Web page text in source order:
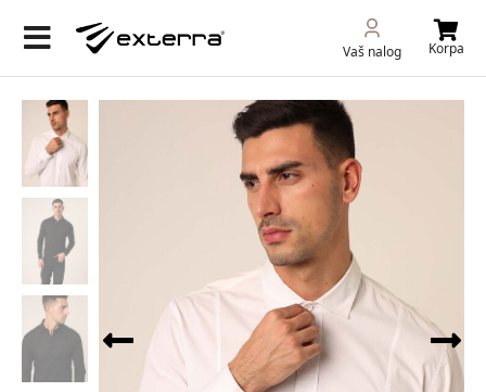
Vaš nalog Korpa